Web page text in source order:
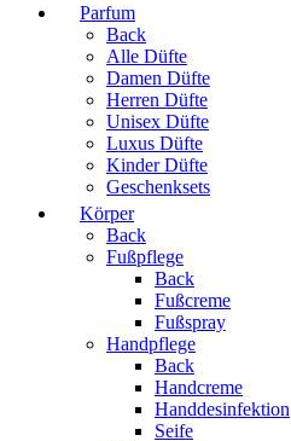
Parfum
Back
Alle Düfte
Damen Düfte
Herren Düfte
Unisex Düfte
Luxus Düfte
Kinder Düfte
Geschenksets
Körper
Back
Fußpflege
Back
Fußcreme
Fußspray
Handpflege
Back
Handcreme
Handdesinfektion
Seife